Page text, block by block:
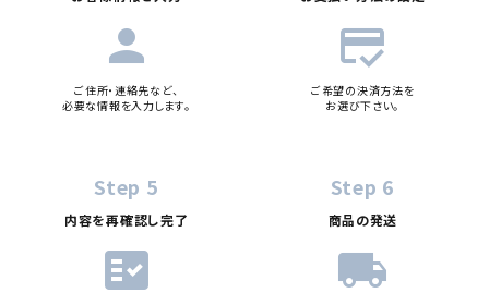
person
ご住所・連絡先など、
必要な情報を入力します。
credit_score
ご希望の決済方法を
お選び下さい。
Step 5
内容を再確認し完了
fact_check
Step 6
商品の発送
local_shipping